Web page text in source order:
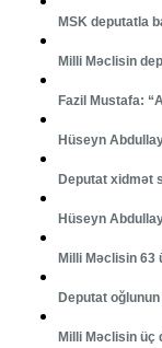
MSK deputatla
Milli Məclisin
Fazil Mustafa:
Hüseyn
Deputat xidmət
Hüseyn
Milli Məclisin 63
Deputat
Milli Məclisin üç